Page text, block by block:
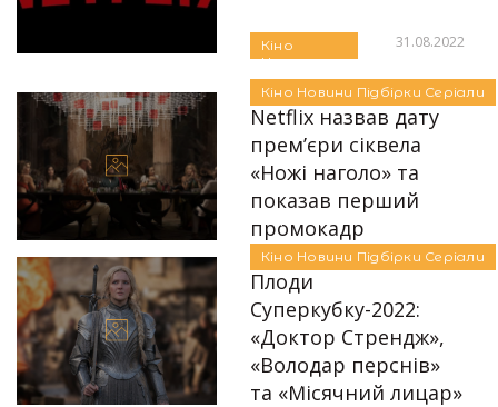
Кіно
Новини
Підбірки
Серіали
31.08.2022
Кіно Новини Підбірки Серіали
Netflix назвав дату
прем’єри сіквела
«Ножі наголо» та
показав перший
промокадр
23.08.2022
Єгор Бунін
Кіно Новини Підбірки Серіали
Плоди
Суперкубку-2022:
«Доктор Стрендж»,
«Володар перснів»
та «Місячний лицар»
Автор: Алла Крапів'янова